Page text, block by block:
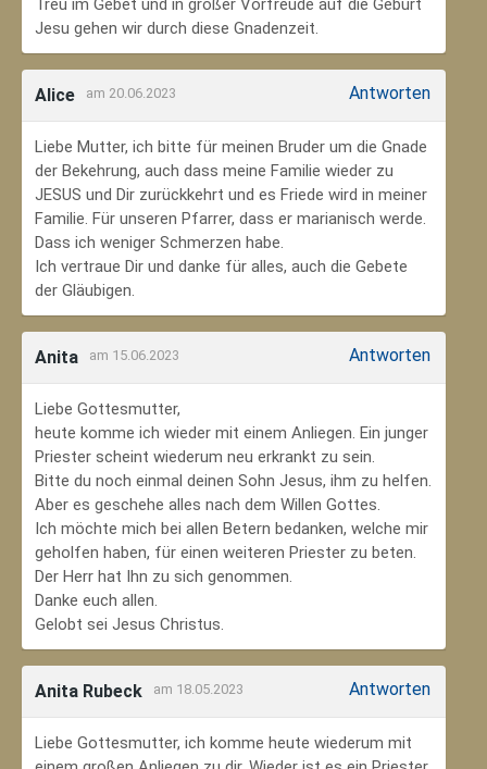
Treu im Gebet und in großer Vorfreude auf die Geburt
Jesu gehen wir durch diese Gnadenzeit.
Alice am 20.06.2023 Antworten
Liebe Mutter, ich bitte für meinen Bruder um die Gnade
der Bekehrung, auch dass meine Familie wieder zu
JESUS und Dir zurückkehrt und es Friede wird in meiner
Familie. Für unseren Pfarrer, dass er marianisch werde.
Dass ich weniger Schmerzen habe.
Ich vertraue Dir und danke für alles, auch die Gebete
der Gläubigen.
Anita am 15.06.2023 Antworten
Liebe Gottesmutter,
heute komme ich wieder mit einem Anliegen. Ein junger
Priester scheint wiederum neu erkrankt zu sein.
Bitte du noch einmal deinen Sohn Jesus, ihm zu helfen.
Aber es geschehe alles nach dem Willen Gottes.
Ich möchte mich bei allen Betern bedanken, welche mir
geholfen haben, für einen weiteren Priester zu beten.
Der Herr hat Ihn zu sich genommen.
Danke euch allen.
Gelobt sei Jesus Christus.
Anita Rubeck am 18.05.2023 Antworten
Liebe Gottesmutter, ich komme heute wiederum mit